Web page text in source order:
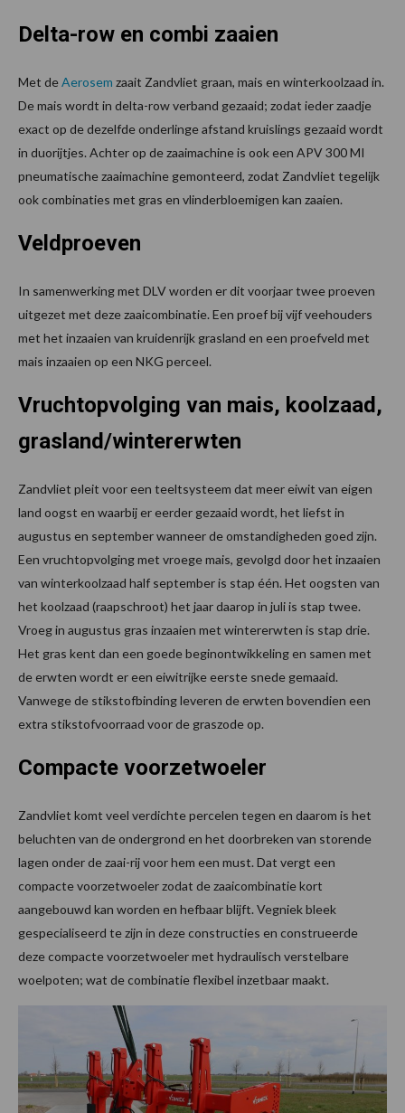
Delta-row en combi zaaien
Met deAerosem zaait Zandvliet graan, mais en winterkoolzaad in.
De mais wordt in delta-row verband gezaaid; zodat ieder zaadje
exact op de dezelfde onderlinge afstand kruislings gezaaid wordt
in duorijtjes. Achter op de zaaimachine is ook een APV 300 MI
pneumatische zaaimachine gemonteerd, zodat Zandvliet tegelijk
ook combinaties met gras en vlinderbloemigen kan zaaien.
Veldproeven
In samenwerking met DLV worden er dit voorjaar twee proeven
uitgezet met deze zaaicombinatie. Een proef bij vijf veehouders
met het inzaaien van kruidenrijk grasland en een proefveld met
mais inzaaien op een NKG perceel.
Vruchtopvolging van mais, koolzaad,
grasland/wintererwten
Zandvliet pleit voor een teeltsysteem dat meer eiwit van eigen
land oogst en waarbij er eerder gezaaid wordt, het liefst in
augustus en september wanneer de omstandigheden goed zijn.
Een vruchtopvolging met vroege mais, gevolgd door het inzaaien
van winterkoolzaad half september is stap één. Het oogsten van
het koolzaad (raapschroot) het jaar daarop in juli is stap twee.
Vroeg in augustus gras inzaaien met wintererwten is stap drie.
Het gras kent dan een goede beginontwikkeling en samen met
de erwten wordt er een eiwitrijke eerste snede gemaaid.
Vanwege de stikstofbinding leveren de erwten bovendien een
extra stikstofvoorraad voor de graszode op.
Compacte voorzetwoeler
Zandvliet komt veel verdichte percelen tegen en daarom is het
beluchten van de ondergrond en het doorbreken van storende
lagen onder de zaai-rij voor hem een must. Dat vergt een
compacte voorzetwoeler zodat de zaaicombinatie kort
aangebouwd kan worden en hefbaar blijft. Vegniek bleek
gespecialiseerd te zijn in deze constructies en construeerde
deze compacte voorzetwoeler met hydraulisch verstelbare
woelpoten; wat de combinatie flexibel inzetbaar maakt.